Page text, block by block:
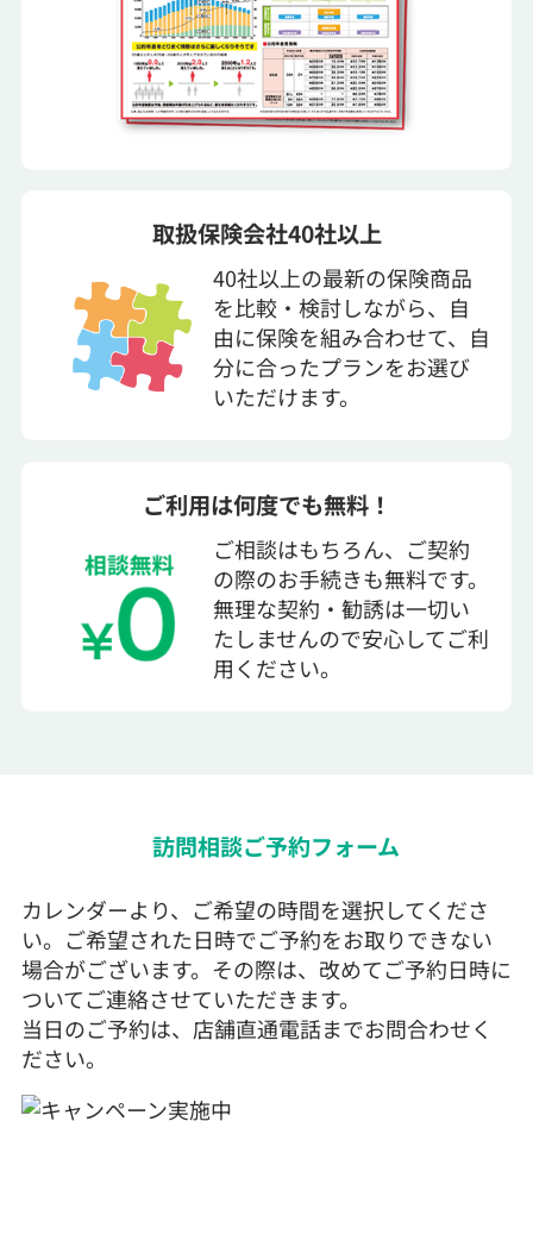
40社以上の最新の保険商品
を比較・検討しながら、自
由に保険を組み合わせて、自
分に合ったプランをお選び
いただけます。
取扱保険会社40社以上
ご相談はもちろん、ご契約
の際のお手続きも無料です。
無理な契約・勧誘は一切い
たしませんので安心してご利
用ください。
ご利用は何度でも無料！
訪問相談ご予約フォーム
カレンダーより、ご希望の時間を選択してくださ
い。ご希望された日時でご予約をお取りできない
場合がございます。その際は、改めてご予約日時に
ついてご連絡させていただきます。
当日のご予約は、店舗直通電話までお問合わせく
ださい。